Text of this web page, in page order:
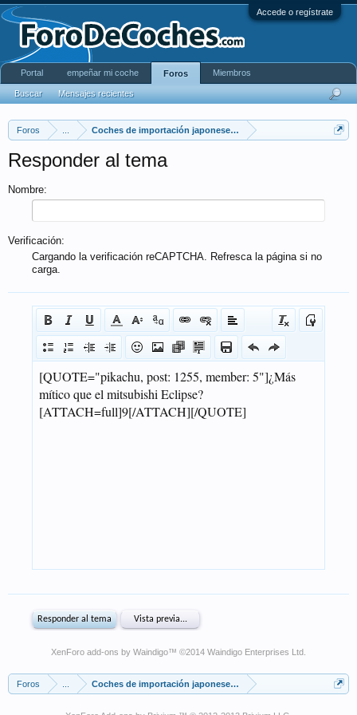
Accede o regístrate
Foros Coches de importación japoneses míticos
Responder al tema
Nombre:
Verificación:
Cargando la verificación reCAPTCHA. Refresca la página si no
carga.
XenForo add-ons by Waindigo™ ©2014 Waindigo Enterprises Ltd
Foros Coches de importación japoneses míticos
Portal empeñar mi coche Foros
Buscar Mensajes recientes
Miembros